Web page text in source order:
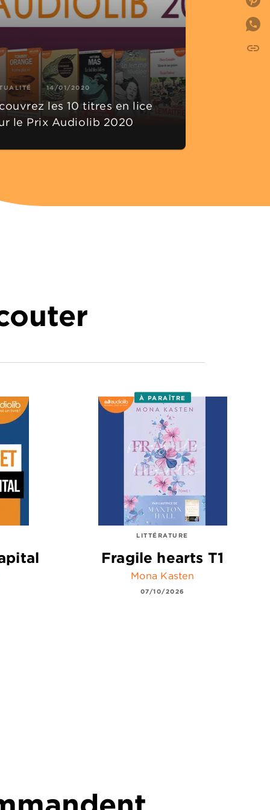
14/01/2020
les 10 titres en lice
le Prix Audiolib 2020
À PARAÎTRE
LITTÉRATURE
Fragile hearts T1
Mona Kasten
07/10/2026
link